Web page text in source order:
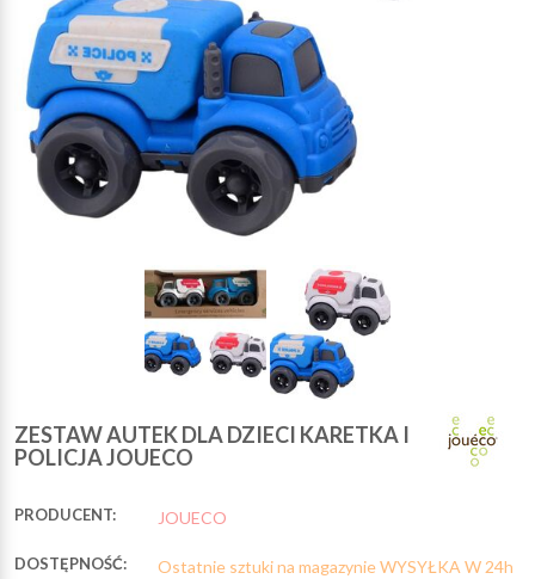
ZESTAW AUTEK DLA DZIECI KARETKA I
POLICJA JOUECO
PRODUCENT: JOUECO
DOSTĘPNOŚĆ: Ostatnie sztuki na magazynie WYSYŁKA W 24h